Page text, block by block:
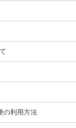
の利用方法